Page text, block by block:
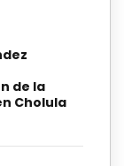
de la
Cholula